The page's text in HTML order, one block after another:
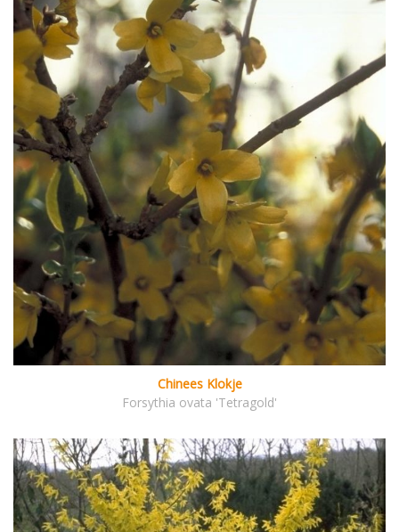
Chinees Klokje
Forsythia ovata 'Tetragold'